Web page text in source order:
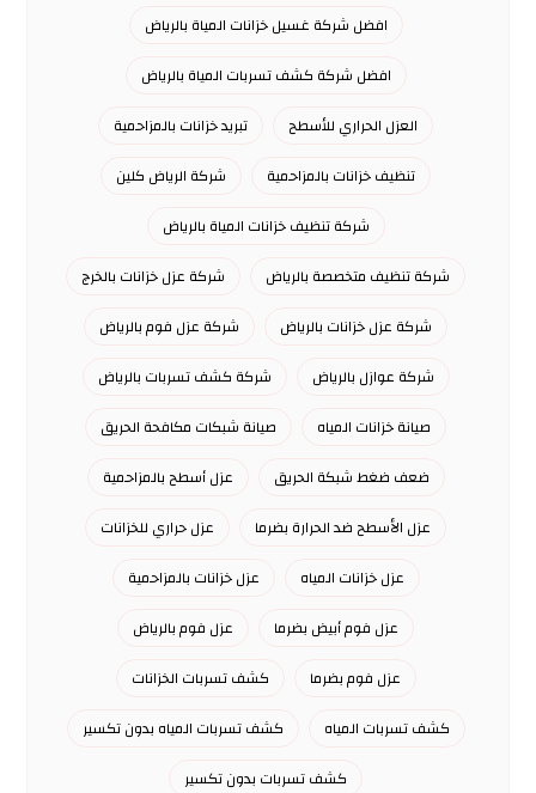
افضل شركة غسيل خزانات المياة بالرياض
افضل شركة كشف تسربات المياة بالرياض
العزل الحراري للأسطح
تبريد خزانات بالمزاحمية
تنظيف خزانات بالمزاحمية
شركة الرياض كلين
شركة تنظيف خزانات المياة بالرياض
شركة تنظيف متخصصة بالرياض
شركة عزل خزانات بالخرج
شركة عزل خزانات بالرياض
شركة عزل فوم بالرياض
شركة عوازل بالرياض
شركة كشف تسربات بالرياض
صيانة خزانات المياه
صيانة شبكات مكافحة الحريق
ضعف ضغط شبكة الحريق
عزل أسطح بالمزاحمية
عزل الأسطح ضد الحرارة بضرما
عزل حراري للخزانات
عزل خزانات المياه
عزل خزانات بالمزاحمية
عزل فوم أبيض بضرما
عزل فوم بالرياض
عزل فوم بضرما
كشف تسربات الخزانات
كشف تسربات المياه
كشف تسربات المياه بدون تكسير
كشف تسربات بدون تكسير